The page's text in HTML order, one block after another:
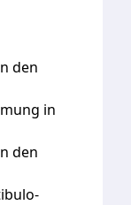
den
in
den